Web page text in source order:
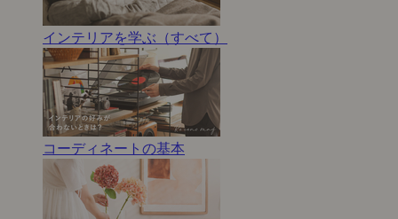
インテリアを学ぶ（すべて）
コーディネートの基本